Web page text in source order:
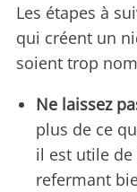
Les étapes à
qui créent un
soient trop
Ne laissez
plus de ce
il est utile de
refermant